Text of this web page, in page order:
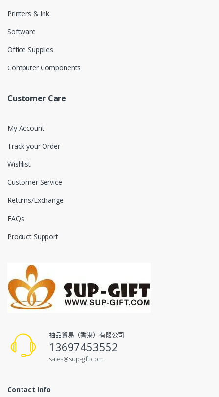
Printers & Ink
Software
Office Supplies
Computer Components
Customer Care
My Account
Track your Order
Wishlist
Customer Service
Returns/Exchange
FAQs
Product Support
袖品貿易（香港）有限公司
13697453552
sales@sup-gift.com
Contact Info